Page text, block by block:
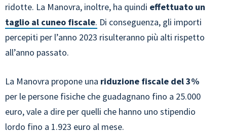
ridotte. La Manovra, inoltre, ha quindi effettuato un
taglio al cuneo fiscale. Di conseguenza, gli importi
percepiti per l’anno 2023 risulteranno più alti rispetto
all’anno passato.
La Manovra propone una riduzione fiscale del 3%
per le persone fisiche che guadagnano fino a 25.000
euro, vale a dire per quelli che hanno uno stipendio
lordo fino a 1.923 euro al mese.